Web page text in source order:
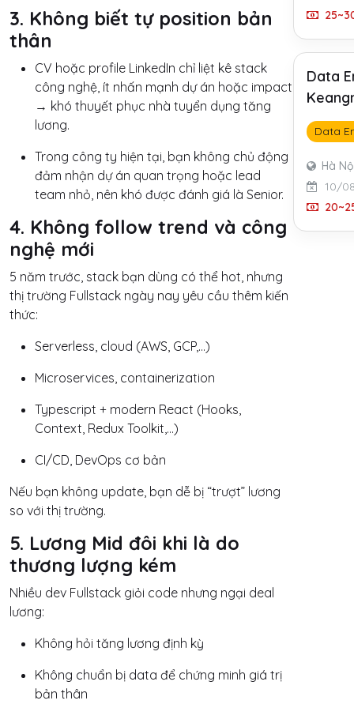
3. Không biết tự position bản
thân
CV hoặc profile LinkedIn chỉ liệt kê stack
công nghệ, ít nhấn mạnh dự án hoặc impact
→ khó thuyết phục nhà tuyển dụng tăng
lương.
Trong công ty hiện tại, bạn không chủ động
đảm nhận dự án quan trọng hoặc lead
team nhỏ, nên khó được đánh giá là Senior.
4. Không follow trend và công
nghệ mới
5 năm trước, stack bạn dùng có thể hot, nhưng
thị trường Fullstack ngày nay yêu cầu thêm kiến
thức:
Serverless, cloud (AWS, GCP,…)
Microservices, containerization
Typescript + modern React (Hooks,
Context, Redux Toolkit,…)
CI/CD, DevOps cơ bản
Nếu bạn không update, bạn dễ bị “trượt” lương
so với thị trường.
5. Lương Mid đôi khi là do
thương lượng kém
Nhiều dev Fullstack giỏi code nhưng ngại deal
lương:
Không hỏi tăng lương định kỳ
Không chuẩn bị data để chứng minh giá trị
bản thân
Data
Data
Hà
10/